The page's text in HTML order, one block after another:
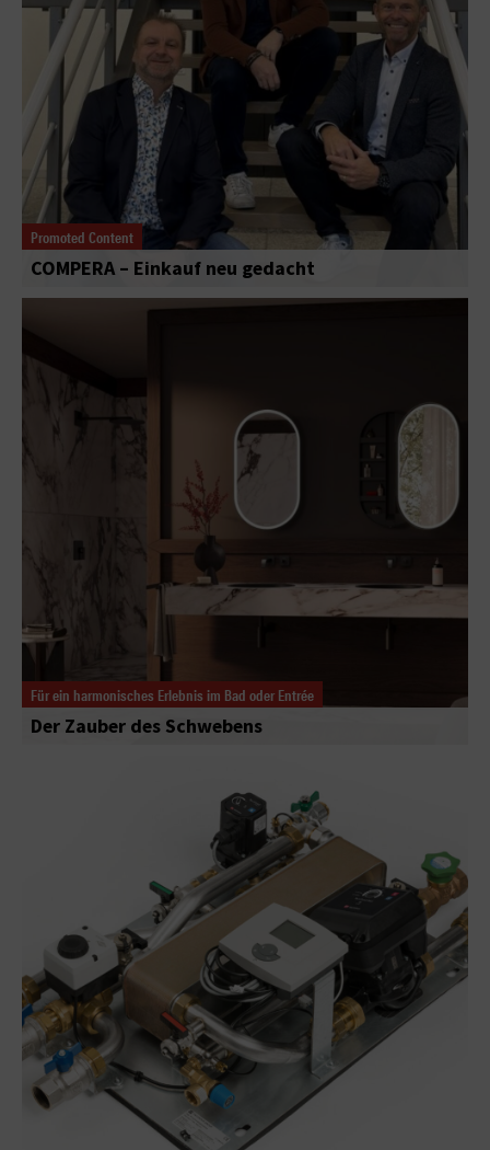
Promoted Content
COMPERA – Einkauf neu gedacht
Für ein harmonisches Erlebnis im Bad oder Entrée
Der Zauber des Schwebens